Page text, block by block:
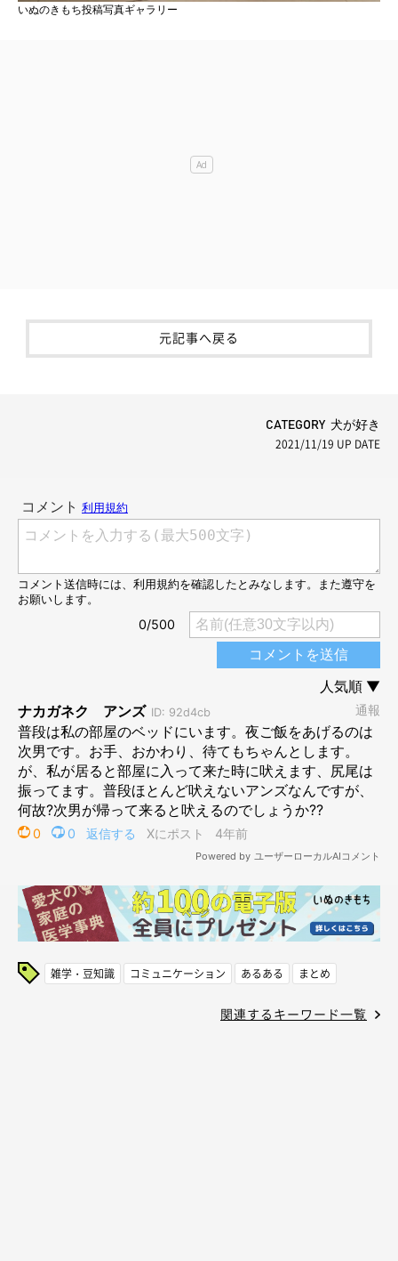
いぬのきもち投稿写真ギャラリー
元記事へ戻る
CATEGORY 犬が好き
2021/11/19 UP DATE
雑学・豆知識 コミュニケーション あるある まとめ
関連するキーワード一覧